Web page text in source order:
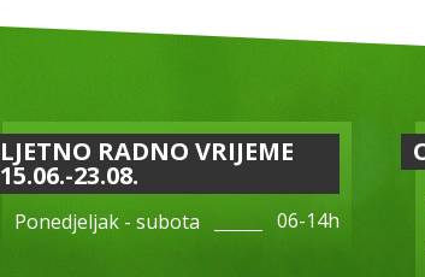
LJETNO RADNO VRIJEME
15.06.-23.08.
Ponedjeljak - subota 06-14h